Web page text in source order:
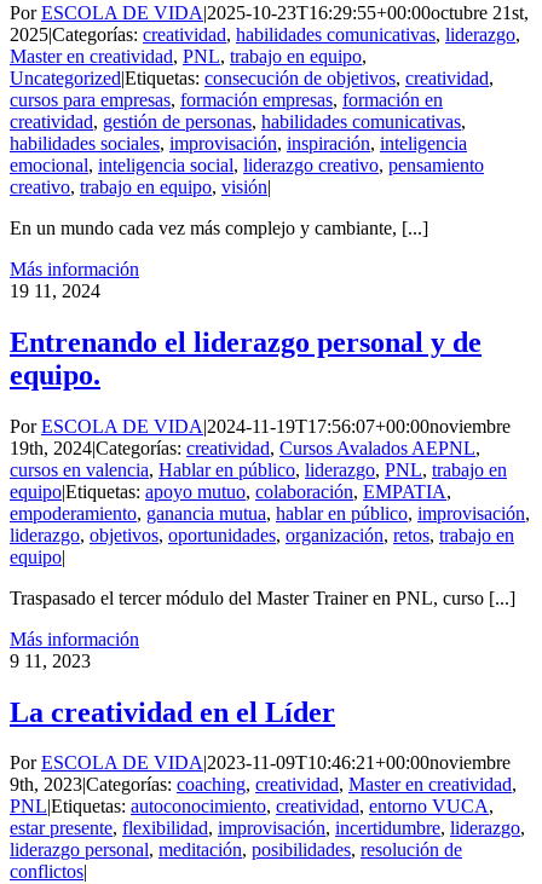
PorESCOLA DE VIDA|2025-10-23T16:29:55+00:00octubre 21st,
2025|Categorías: creatividad, habilidades comunicativas, liderazgo,
Master en creatividad, PNL, trabajo en equipo,
Uncategorized|Etiquetas: consecución de objetivos, creatividad,
cursos para empresas, formación empresas, formación en
creatividad, gestión de personas, habilidades comunicativas,
habilidades sociales, improvisación, inspiración, inteligencia
emocional, inteligencia social, liderazgo creativo, pensamiento
creativo, trabajo en equipo, visión|
En un mundo cada vez más complejo y cambiante, [...]
Más información
19 11, 2024
Entrenando el liderazgo personal y de
equipo.
PorESCOLA DE VIDA|2024-11-19T17:56:07+00:00noviembre
19th, 2024|Categorías: creatividad, Cursos Avalados AEPNL,
cursos en valencia, Hablar en público, liderazgo, PNL, trabajo en
equipo|Etiquetas: apoyo mutuo, colaboración, EMPATIA,
empoderamiento, ganancia mutua, hablar en público, improvisación,
liderazgo, objetivos, oportunidades, organización, retos, trabajo en
equipo|
Traspasado el tercer módulo del Master Trainer en PNL, curso [...]
Más información
9 11, 2023
La creatividad en el Líder
PorESCOLA DE VIDA|2023-11-09T10:46:21+00:00noviembre
9th, 2023|Categorías: coaching, creatividad, Master en creatividad,
PNL|Etiquetas: autoconocimiento, creatividad, entorno VUCA,
estar presente, flexibilidad, improvisación, incertidumbre, liderazgo,
liderazgo personal, meditación, posibilidades, resolución de
conflictos|